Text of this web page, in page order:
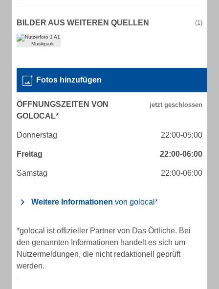
BILDER AUS WEITEREN QUELLEN (1)
Fotos hinzufügen
ÖFFNUNGSZEITEN VON
GOLOCAL*
Donnerstag 22:00-05:00
Freitag 22:00-06:00
Samstag 22:00-06:00
Weitere Informationen von golocal*
*golocal ist offizieller Partner von Das Örtliche. Bei
den genannten Informationen handelt es sich um
Nutzermeldungen, die nicht redaktionell geprüft
werden.